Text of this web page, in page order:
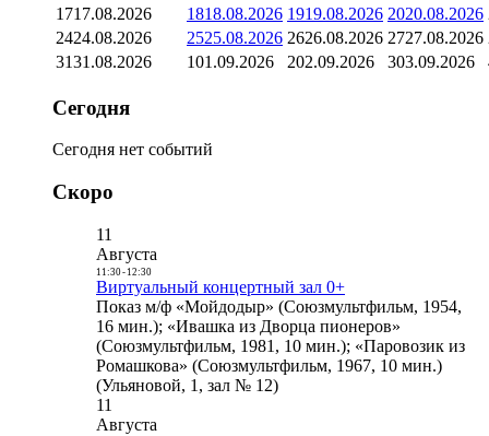
1717.08.2026 1818.08.2026 1919.08.2026 2020.08.2026
2424.08.2026 2525.08.2026 2626.08.2026 2727.08.2026
3131.08.2026 101.09.2026 202.09.2026 303.09.2026
Сегодня
Сегодня нет событий
Скоро
11
Августа
11:30- 12:30
Виртуальный концертный зал 0+
Показ м/ф «Мойдодыр» (Союзмультфильм, 1954,
16 мин.); «Ивашка из Дворца пионеров»
(Союзмультфильм, 1981, 10 мин.); «Паровозик из
Ромашкова» (Союзмультфильм, 1967, 10 мин.)
(Ульяновой, 1, зал № 12)
11
Августа